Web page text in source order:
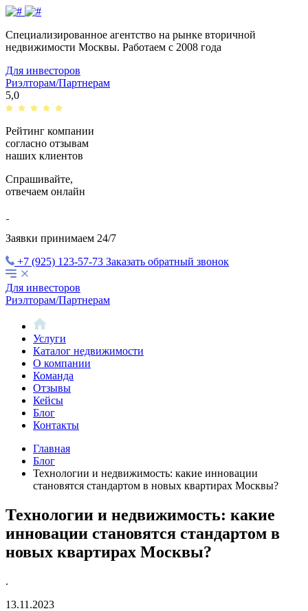
Специализированное агентство на рынке вторичной
недвижимости Москвы. Работаем с 2008 года
Для инвесторов
Риэлторам/Партнерам
5,0
Рейтинг компании
согласно отзывам
наших клиентов
Спрашивайте,
отвечаем онлайн
Заявки принимаем 24/7
+7 (925) 123-57-73 Заказать обратный звонок
Для инвесторов
Риэлторам/Партнерам
Услуги
Каталог недвижимости
О компании
Команда
Отзывы
Кейсы
Блог
Контакты
Главная
Блог
Технологии и недвижимость: какие инновации
становятся стандартом в новых квартирах Москвы?
Технологии и недвижимость: какие
инновации становятся стандартом в
новых квартирах Москвы?
.
13.11.2023